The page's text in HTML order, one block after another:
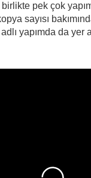
pek çok
sayısı
yapımda da yer